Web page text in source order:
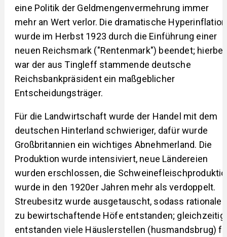
eine Politik der Geldmengenvermehrung immer
mehr an Wert verlor. Die dramatische Hyperinflation
wurde im Herbst 1923 durch die Einführung einer
neuen Reichsmark ("Rentenmark") beendet; hierbei
war der aus Tingleff stammende deutsche
Reichsbankpräsident ein maßgeblicher
Entscheidungsträger.
Für die Landwirtschaft wurde der Handel mit dem
deutschen Hinterland schwieriger, dafür wurde
Großbritannien ein wichtiges Abnehmerland. Die
Produktion wurde intensiviert, neue Ländereien
wurden erschlossen, die
wurde in den 1920er Jahren mehr als verdoppelt.
Streubesitz wurde ausgetauscht, sodass rationaler
zu bewirtschaftende Höfe entstanden; gleichzeitig
entstanden viele Häuslerstellen (husmandsbrug)